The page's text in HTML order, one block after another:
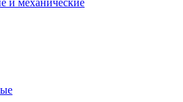
и механические